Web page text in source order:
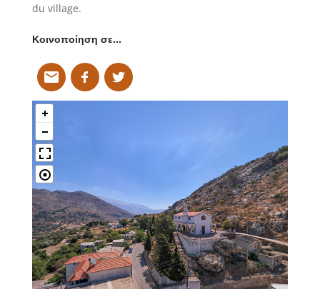
du village.
Κοινοποίηση σε…